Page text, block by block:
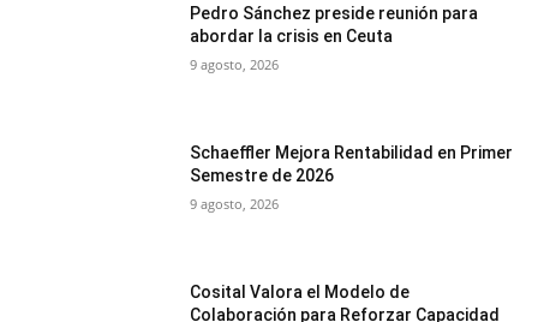
Pedro Sánchez preside reunión para
abordar la crisis en Ceuta
9 agosto, 2026
Schaeffler Mejora Rentabilidad en Primer
Semestre de 2026
9 agosto, 2026
Cosital Valora el Modelo de
Colaboración para Reforzar Capacidad